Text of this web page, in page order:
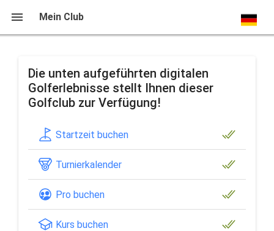
Mein Club
Home
Die unten aufgeführten digitalen
Golferlebnisse stellt Ihnen dieser
Golfclub zur Verfügung!
Startzeit buchen
Turnierkalender
Pro buchen
Kurs buchen